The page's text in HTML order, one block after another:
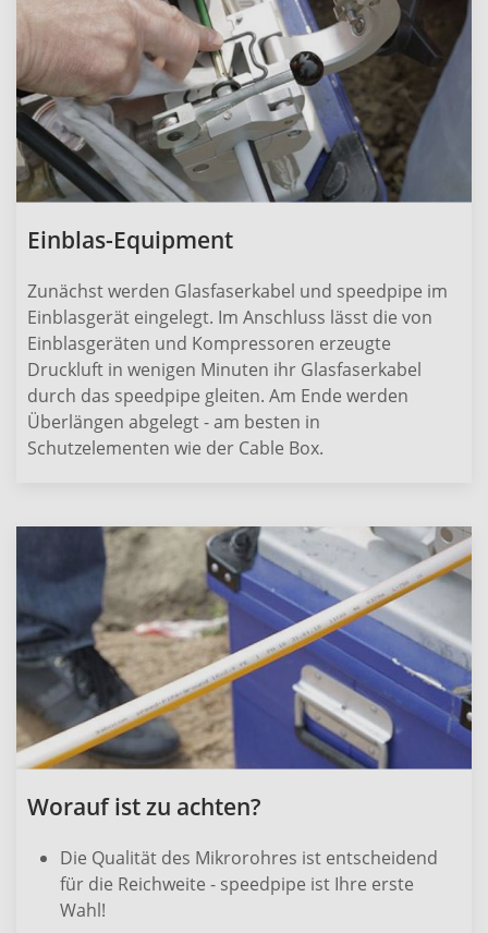
Einblas-Equipment
Zunächst werden Glasfaserkabel und speedpipe im
Einblasgerät eingelegt. Im Anschluss lässt die von
Einblasgeräten und Kompressoren erzeugte
Druckluft in wenigen Minuten ihr Glasfaserkabel
durch das speedpipe gleiten. Am Ende werden
Überlängen abgelegt - am besten in
Schutzelementen wie der Cable Box.
Worauf ist zu achten?
Die Qualität des Mikrorohres ist entscheidend
für die Reichweite - speedpipe ist Ihre erste
Wahl!